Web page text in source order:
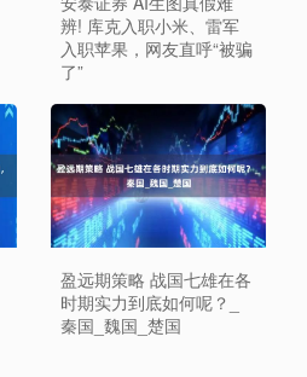
辨! 库克入职小米、雷军
入职苹果，网友直呼“被骗
了”
盈远期策略 战国七雄在各
时期实力到底如何呢？_
秦国_魏国_楚国